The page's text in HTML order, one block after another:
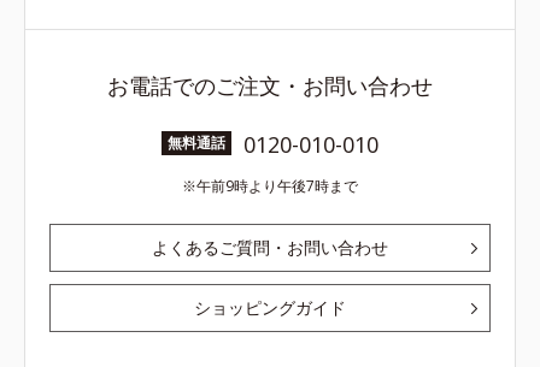
お電話でのご注文・お問い合わせ
無料通話 0120-010-010
午前9時より午後7時まで
よくあるご質問・お問い合わせ
ショッピングガイド